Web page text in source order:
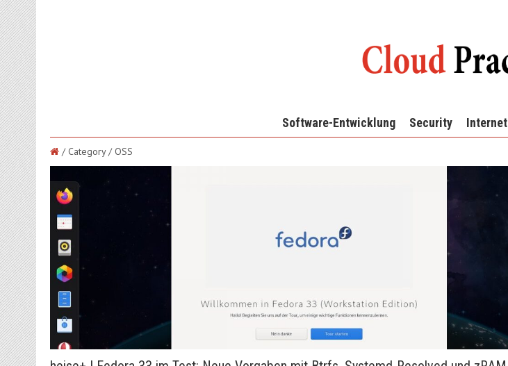
Software-Entwicklung Security Internet
/ Category / OSS